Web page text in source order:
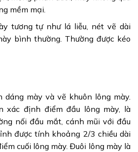
mềm mại.
tương tự như lá liễu, nét vẽ dài
bình thường. Thường được kéo
dáng mày và vẽ khuôn lông mày.
xác định điểm đầu lông mày, là
nối đầu mắt, cánh mũi với đầu
được tính khoảng 2/3 chiều dài
cuối lông mày. Đuôi lông mày là